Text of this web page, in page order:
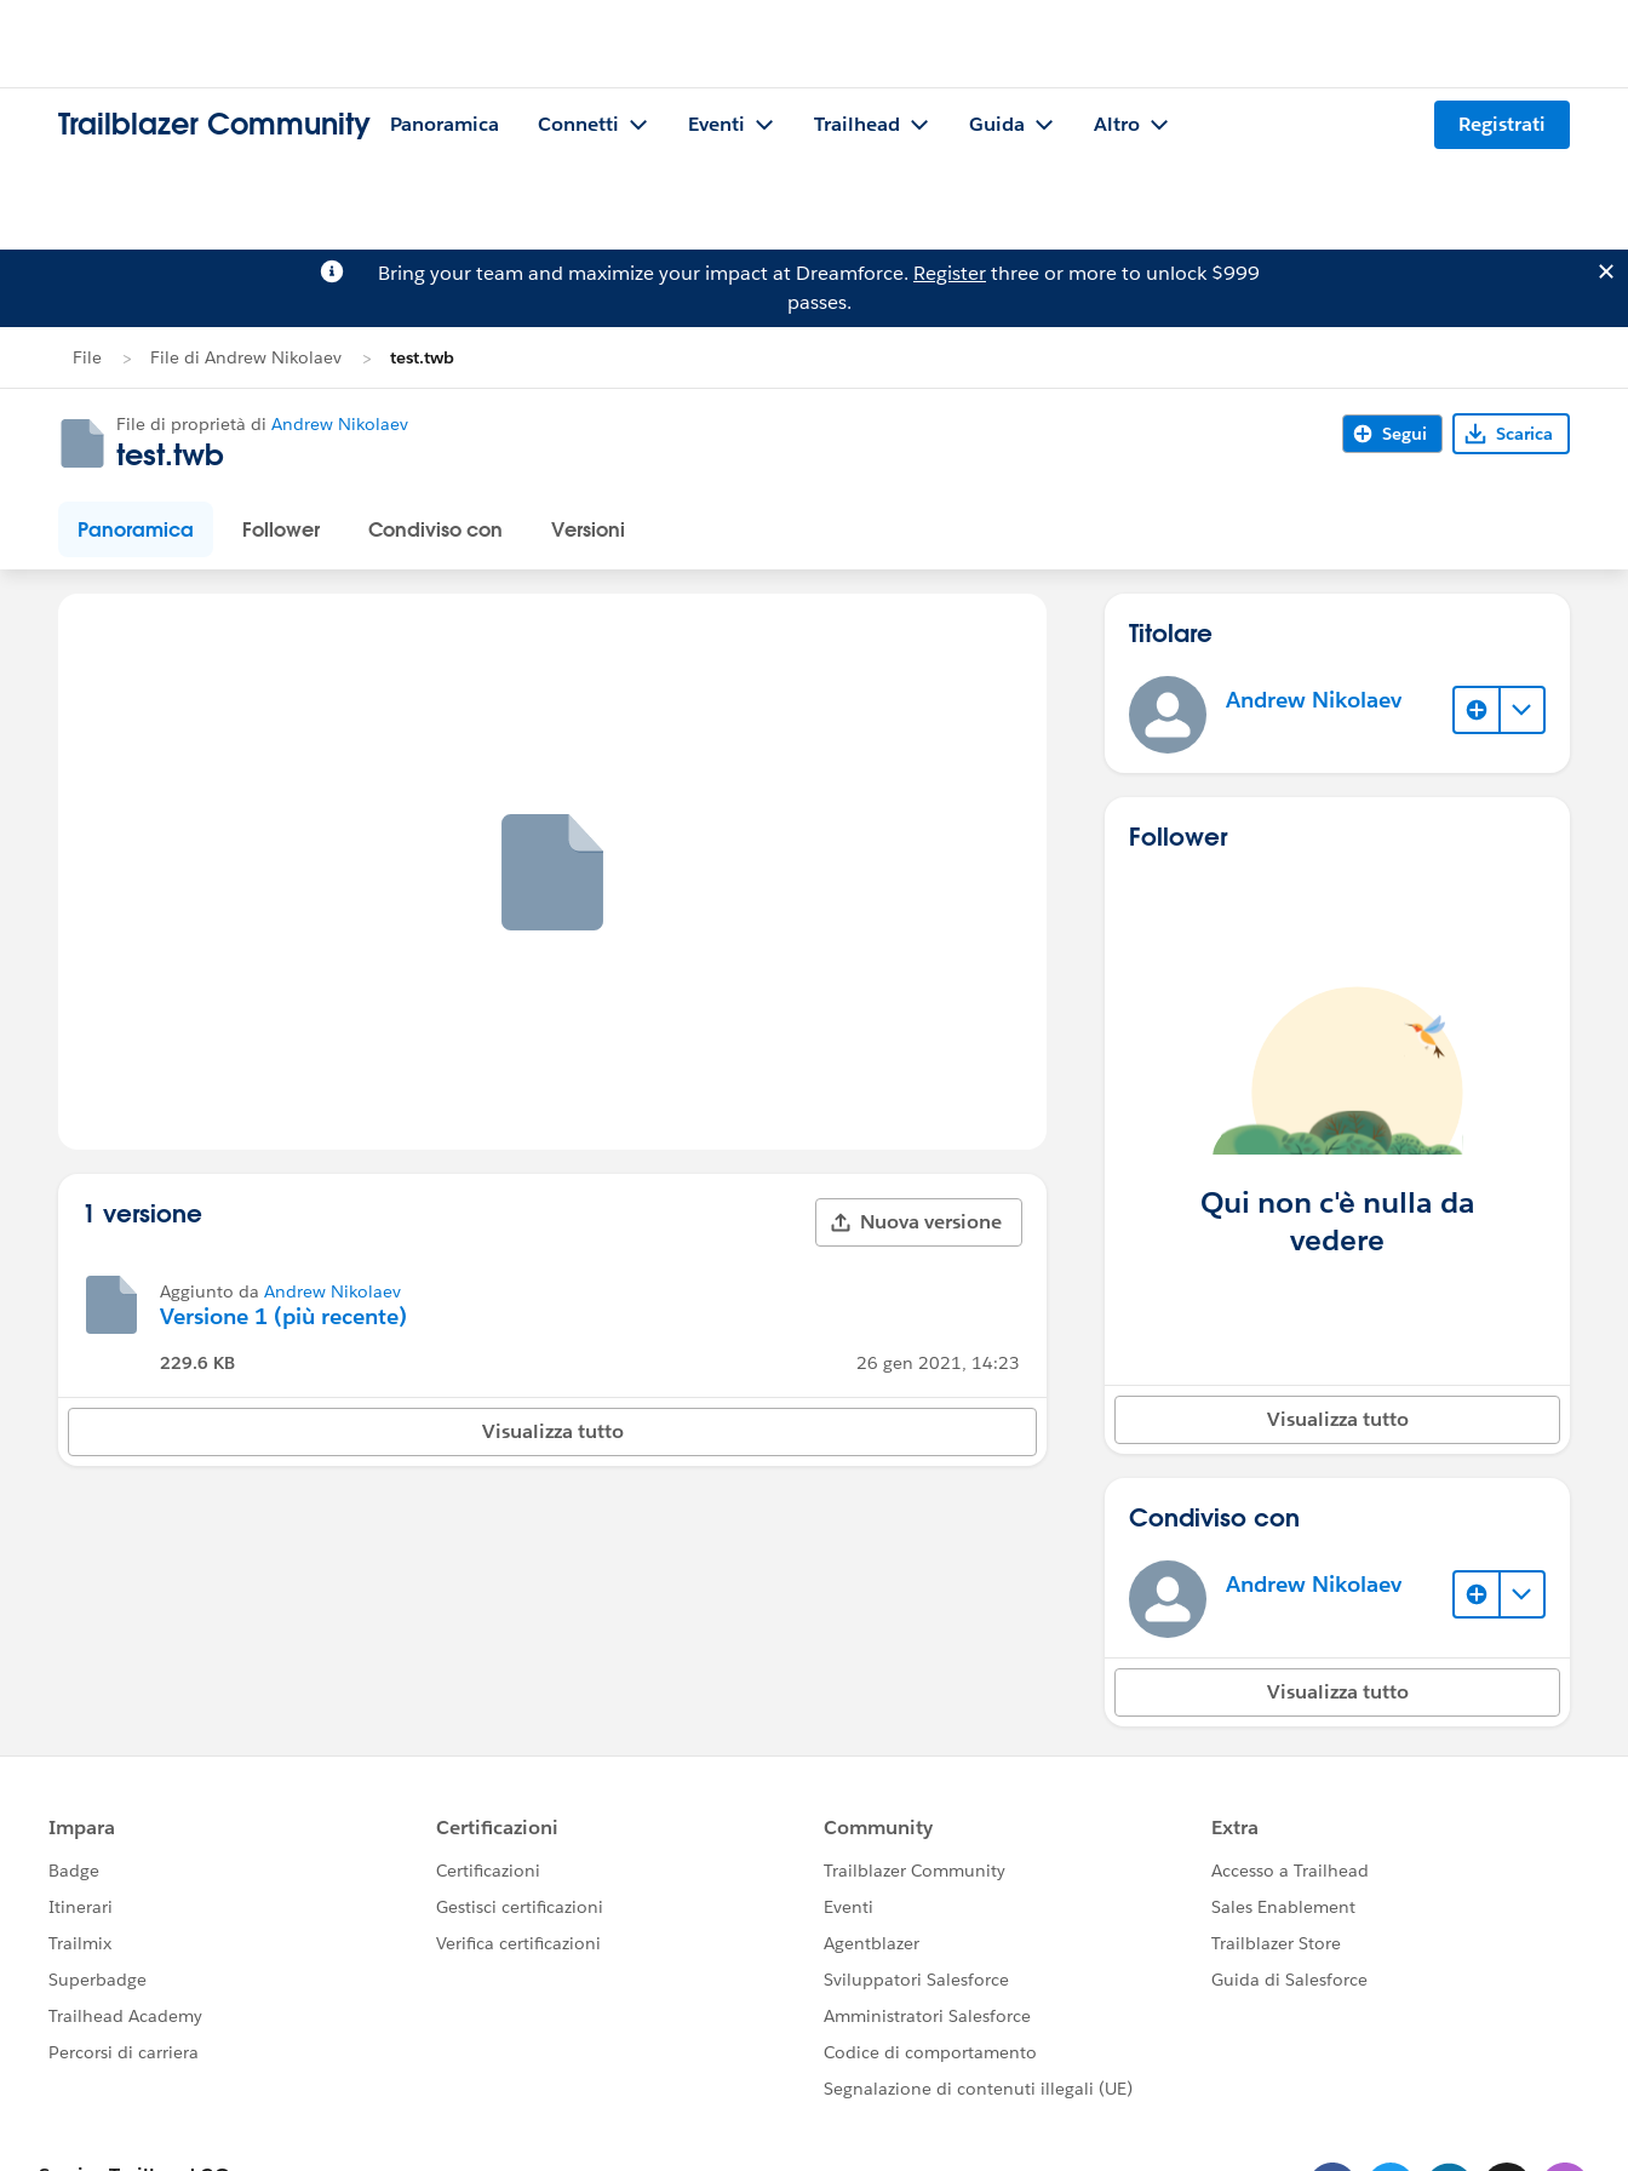
Trailblazer Community Panoramica Connetti Eventi Trailhead Guida Altro Registrati
Bring your team and maximize your impact at Dreamforce. Registerthree or more to unlock $999
passes.
File File di Andrew Nikolaev test.twb
File di proprietà di Andrew Nikolaev
test.twb
Segui Scarica
Panoramica Follower Condiviso con Versioni
1 versione Nuova versione
Aggiunto da Andrew Nikolaev
Versione 1 (più recente)
229.6 KB 26 gen 2021, 14:23
Visualizza tutto
Titolare
Andrew Nikolaev
Follower
Qui non c'è nulla da
vedere
Visualizza tutto
Condiviso con
Andrew Nikolaev
Visualizza tutto